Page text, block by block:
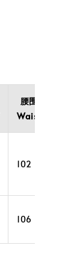
腰围
Waist
102
106